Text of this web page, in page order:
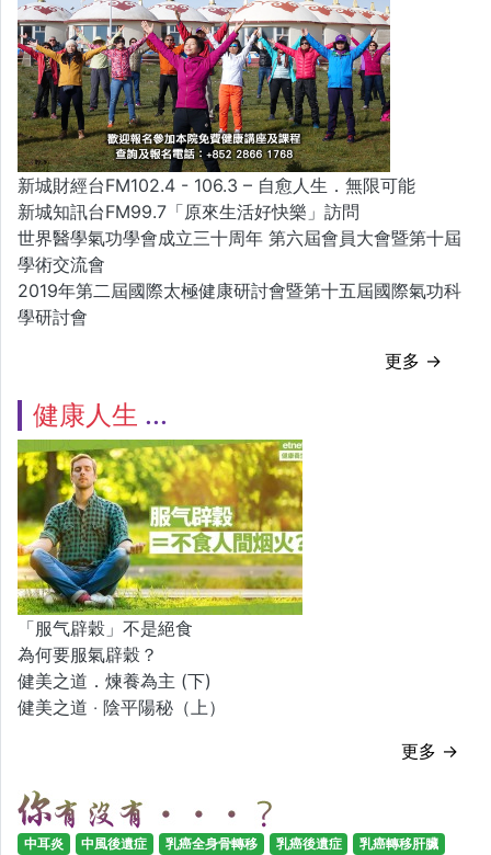
新城財經台FM102.4 - 106.3 – 自愈人生．無限可能
新城知訊台FM99.7「原來生活好快樂」訪問
世界醫學氣功學會成立三十周年 第六屆會員大會暨第十屆
學術交流會
2019年第二屆國際太極健康研討會暨第十五屆國際氣功科
學研討會
更多 →
健康人生
「服气辟穀」不是絕食
為何要服氣辟穀？
健美之道．煉養為主 (下)
健美之道 ‧ 陰平陽秘（上）
更多 →
中耳炎 中風後遺症 乳癌全身骨轉移 乳癌後遺症 乳癌轉移肝臟